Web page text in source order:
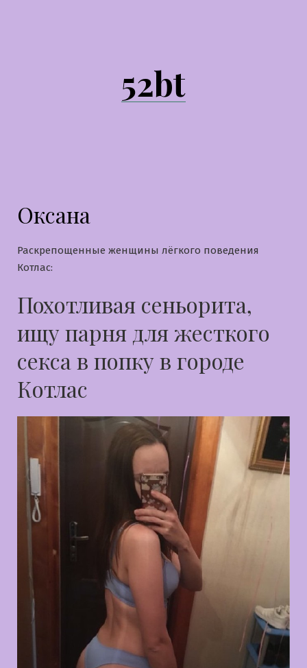
52bt
Оксана
Раскрепощенные женщины лёгкого поведения
Котлас:
Похотливая сеньорита,
ищу парня для жесткого
секса в попку в городе
Котлас